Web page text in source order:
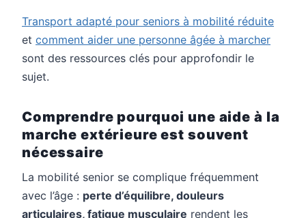
Transport adapté pour seniors à mobilité réduite
et comment aider une personne âgée à marcher
sont des ressources clés pour approfondir le
sujet.
Comprendre pourquoi une aide à la
marche extérieure est souvent
nécessaire
La mobilité senior se complique fréquemment
avec l’âge : perte d’équilibre, douleurs
articulaires, fatigue musculaire rendent les